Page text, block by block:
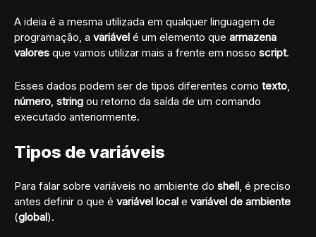
A ideia é a mesma utilizada em qualquer linguagem de
programação, a variável é um elemento que armazena
valores que vamos utilizar mais a frente em nosso script.
Esses dados podem ser de tipos diferentes como texto,
número, string ou retorno da saída de um comando
executado anteriormente.
Tipos de variáveis
Para falar sobre variáveis no ambiente do shell, é preciso
antes definir o que é variável local e variável de ambiente
(global).